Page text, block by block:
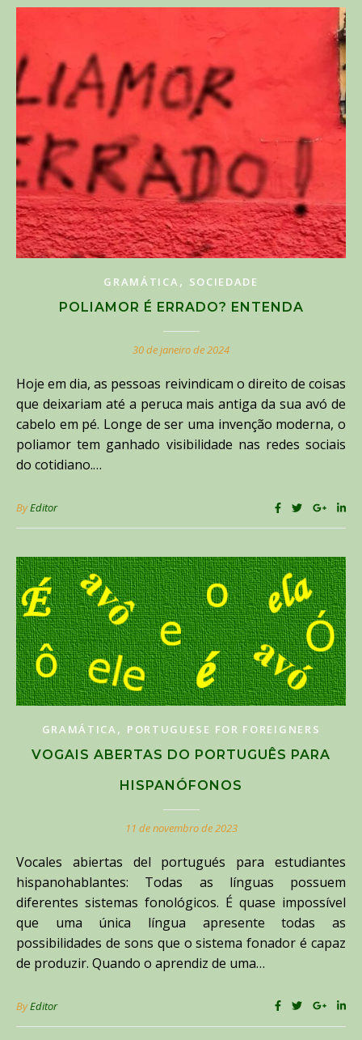
GRAMÁTICA, SOCIEDADE
POLIAMOR É ERRADO? ENTENDA
30 de janeiro de 2024
Hoje em dia, as pessoas reivindicam o direito de coisas
que deixariam até a peruca mais antiga da sua avó de
cabelo em pé. Longe de ser uma invenção moderna, o
poliamor tem ganhado visibilidade nas redes sociais
do cotidiano.…
ByEditor
GRAMÁTICA, PORTUGUESE FOR FOREIGNERS
VOGAIS ABERTAS DO PORTUGUÊS PARA
HISPANÓFONOS
11 de novembro de 2023
Vocales abiertas del portugués para estudiantes
hispanohablantes: Todas as línguas possuem
diferentes sistemas fonológicos. É quase impossível
que uma única língua apresente todas as
possibilidades de sons que o sistema fonador é capaz
de produzir. Quando o aprendiz de uma…
ByEditor